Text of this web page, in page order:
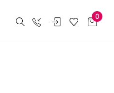
0